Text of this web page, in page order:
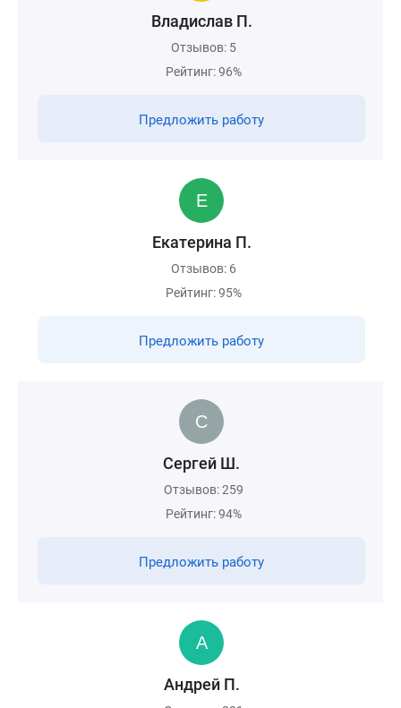
Владислав П.
Отзывов: 5
Рейтинг: 96%
Предложить работу
Екатерина П.
Отзывов: 6
Рейтинг: 95%
Предложить работу
Сергей Ш.
Отзывов: 259
Рейтинг: 94%
Предложить работу
Андрей П.